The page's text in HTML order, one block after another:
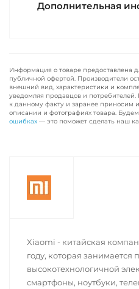
Дополнительная
Информация о товаре предоставлена
публичной офертой. Производители
внешний вид, характеристики и
уведомляя продавцов и
к данному факту и заранее приносим
описании и фотографиях товара.
ошибках — это поможет сделать наш
Xiaomi - китайская
году, которая занимается
высокотехнологичной
смартфоны, ноутбуки,